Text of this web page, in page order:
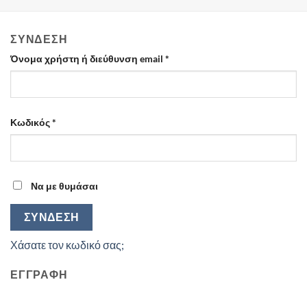
ΣΎΝΔΕΣΗ
Όνομα χρήστη ή διεύθυνση email *
Κωδικός*
Να με θυμάσαι
ΣΎΝΔΕΣΗ
Χάσατε τον κωδικό σας;
ΕΓΓΡΑΦΉ